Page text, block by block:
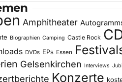
Amphitheater
Biographien Camping Castle Rock
DVDs EPs Essen
Gelsenkirchen Interviews
Konzerte